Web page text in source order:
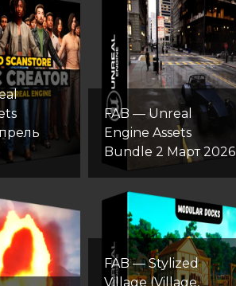
FAB — Unreal
Engine Assets
Bundle 2 Март 2026
FAB — Stylized
Village (Village,